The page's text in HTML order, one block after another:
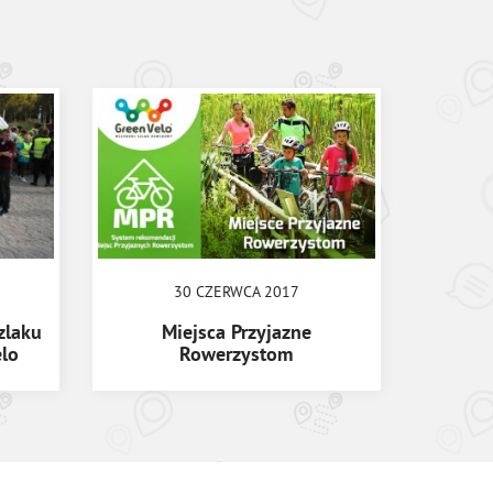
30 CZERWCA 2017
Miejsca Przyjazne
Rowerzystom